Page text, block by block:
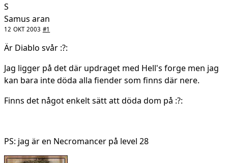
S
Samus aran
12 OKT 2003 #1
Är Diablo svår :?:
Jag ligger på det där updraget med Hell's forge men jag
kan bara inte döda alla fiender som finns där nere.
Finns det något enkelt sätt att döda dom på :?:
PS: jag är en Necromancer på level 28